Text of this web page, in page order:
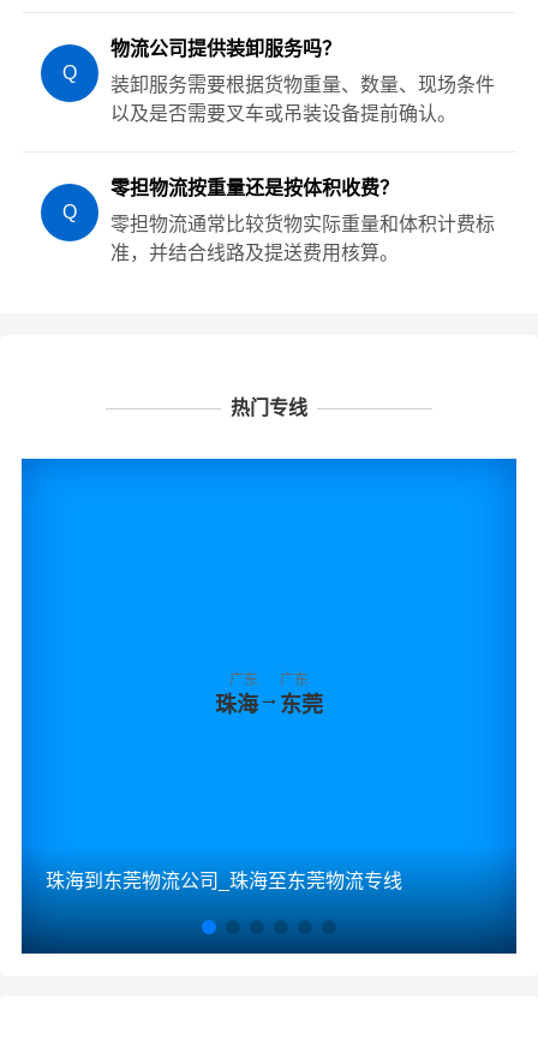
Q
物流公司提供装卸服务吗？
装卸服务需要根据货物重量、数量、现场条件
以及是否需要叉车或吊装设备提前确认。
Q
零担物流按重量还是按体积收费？
零担物流通常比较货物实际重量和体积计费标
准，并结合线路及提送费用核算。
热门专线
广东
珠海→
广东
东莞
珠海到东莞物流公司_珠海至东莞物流专线